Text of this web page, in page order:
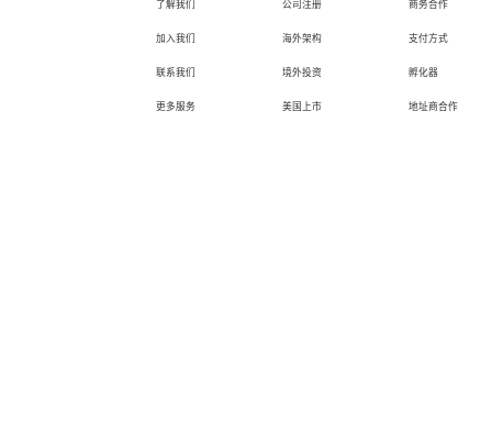
了解我们
加入我们
联系我们
更多服务
公司注册
海外架构
境外投资
美国上市
商务合作
支付方式
孵化器
地址商合作